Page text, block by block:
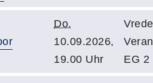
Do.
10.09.2026,
19.00 Uhr
EG 2